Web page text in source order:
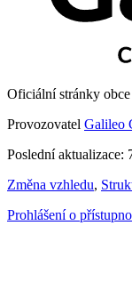
Oficiální stránky
Provozovatel Galileo
Poslední aktualizace:
Změna vzhledu,
Prohlášení o